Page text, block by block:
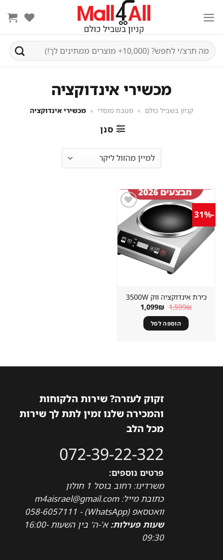
content
חיפוש
עבור:
מכשירי אינדוקציה
קניון בשביל כולם » מטבח מוסדי » מכשירי אינדוקציה
סנן
-31%
מוצר
במועדפים
כירת אינדוקציה ווק 3500W
1,599₪ המחיר
המקורי
היה:
1,599₪.
1,099₪ המחיר
הוספה לסל
זקוק לעזרה? שירות הלקוחות
והמכירה שלנו זמין לתת לך שירות
מכל הלב
072-39-22-322
פרטים נוספים:
משרדינו: רחוב בוסל 1 חולון
כתובת מייל: m4aisrael@gmail.com
וואטסאפ (WhatsApp) - 058-6057111
שעות פעילות:
א'-ה' בין השעות 16:00-
09:30